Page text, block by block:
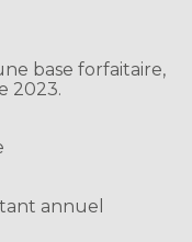
base forfaitaire,
2023.
annuel